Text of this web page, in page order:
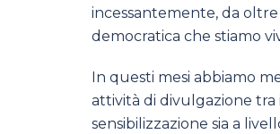
incessantemente, da
democratica che stiamo
In questi mesi abbiamo
attività di divulgazione
sensibilizzazione sia a